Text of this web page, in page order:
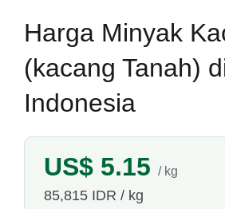
Harga Minyak
(kacang Tanah)
Indonesia
US$ 5.15 / kg
85,815 IDR / kg